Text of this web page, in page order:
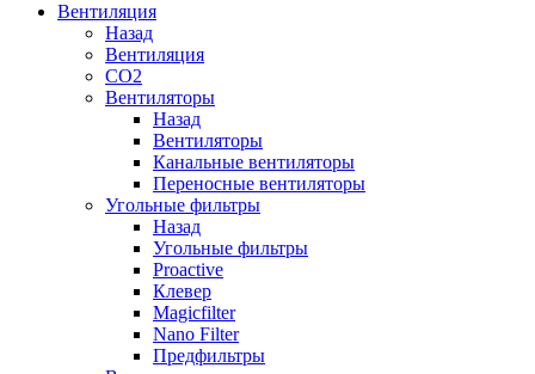
Вентиляция
Назад
Вентиляция
СО2
Вентиляторы
Назад
Вентиляторы
Канальные вентиляторы
Переносные вентиляторы
Угольные фильтры
Назад
Угольные фильтры
Proactive
Клевер
Magicfilter
Nano Filter
Предфильтры